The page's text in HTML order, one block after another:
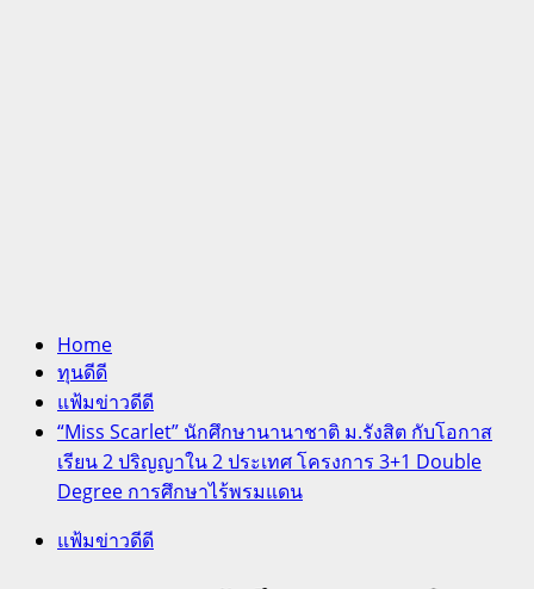
Home
ทุนดีดี
แฟ้มข่าวดีดี
“Miss Scarlet” นักศึกษานานาชาติ ม.รังสิต กับโอกาส
เรียน 2 ปริญญาใน 2 ประเทศ โครงการ 3+1 Double
Degree การศึกษาไร้พรมแดน
แฟ้มข่าวดีดี